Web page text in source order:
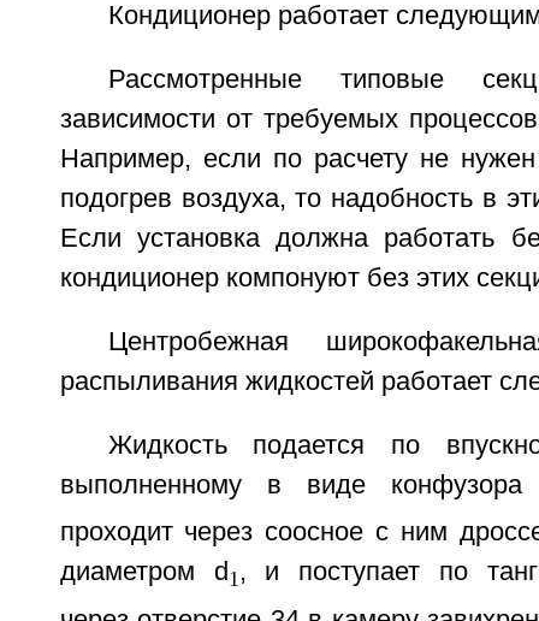
Кондиционер работает
Рассмотренные типовые
зависимости от требуемых
Например, если по расчету не
подогрев воздуха, то надобность в
Если установка должна работать
кондиционер компонуют без этих
Центробежная
распыливания жидкостей работает
Жидкость подается по
выполненному в виде
проходит через соосное с ним
диаметром d 1, и поступает по